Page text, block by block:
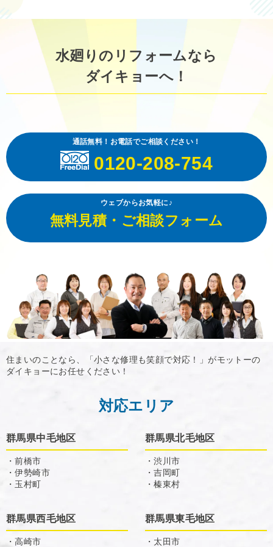
水廻りのリフォームなら
ダイキョーへ！
通話無料！お電話でご相談ください！
0120-208-754
ウェブからお気軽に♪
無料見積・ご相談フォーム
住まいのことなら、「小さな修理も笑顔で対応！」がモットーの
ダイキョーにお任せください！
対応エリア
群馬県中毛地区
・前橋市
・伊勢崎市
・玉村町
群馬県北毛地区
・渋川市
・吉岡町
・榛東村
群馬県西毛地区
・高崎市
群馬県東毛地区
・太田市